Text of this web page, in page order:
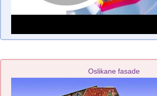
Oslikane fasade